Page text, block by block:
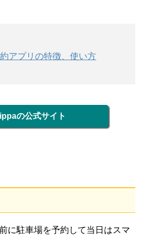
アプリの特徴、使い方
の公式サイト
に駐車場を予約して当日はスマ